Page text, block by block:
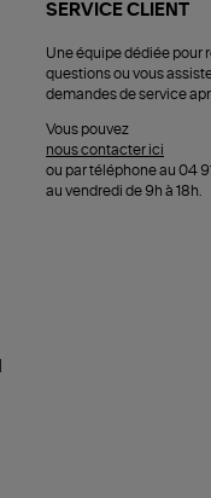
SERVICE CLIENT
Une équipe dédiée pour
questions ou vous
demandes de service
Vous pouvez
nous contacter ici
ou par téléphone au 04
au vendredi de 9h à 18h.